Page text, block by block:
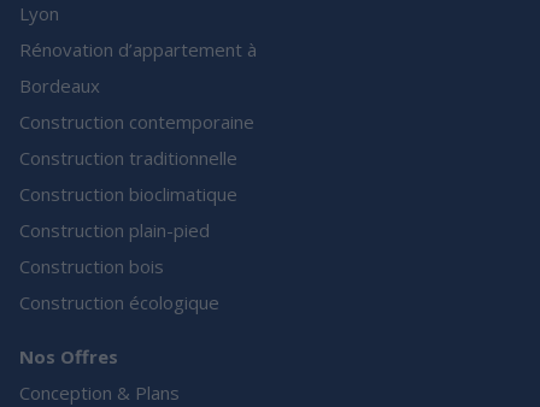
Lyon
Rénovation d’appartement à
Bordeaux
Construction contemporaine
Construction traditionnelle
Construction bioclimatique
Construction plain-pied
Construction bois
Construction écologique
Nos Offres
Conception & Plans